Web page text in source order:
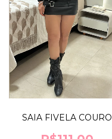
SAIA FIVELA COURO